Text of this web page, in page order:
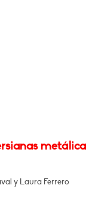
y Laura Ferrero